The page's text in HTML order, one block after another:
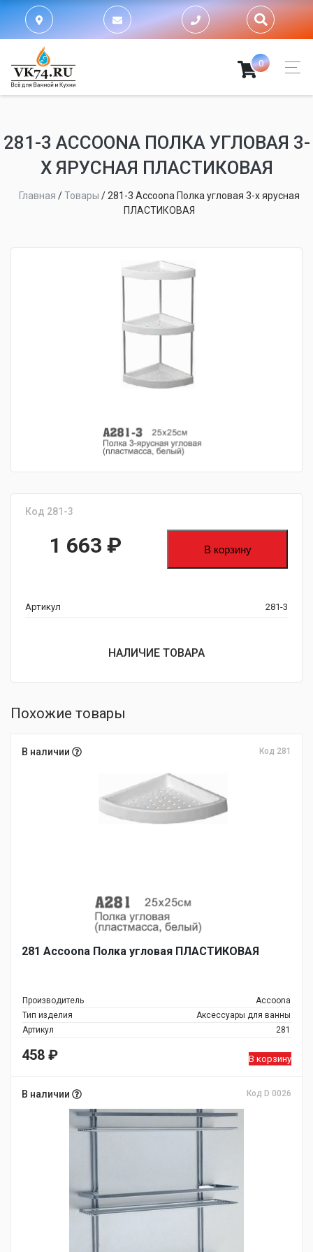
0
281-3 ACCOONA ПОЛКА УГЛОВАЯ 3-
Х ЯРУСНАЯ ПЛАСТИКОВАЯ
Главная /Товары /281-3 Accoona Полка угловая 3-х ярусная
ПЛАСТИКОВАЯ
Код 281-3
1 663 ₽ В корзину
Артикул 281-3
НАЛИЧИЕ ТОВАРА
Похожие товары
В наличии Код 281
281 Accoona Полка угловая ПЛАСТИКОВАЯ
Производитель
Accoona
Тип изделия
Аксессуары для ванны
Артикул
281
458 ₽ В корзину
В наличии Код D 0026